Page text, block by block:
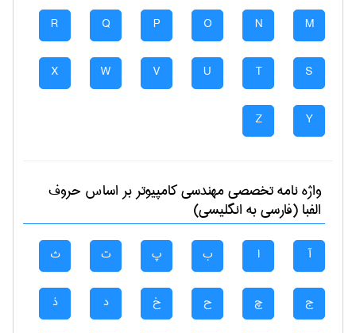
M
N
O
P
Q
R
S
T
U
V
W
X
Y
Z
واژه نامه تخصصیمهندسی كامپيوتربر اساس حروف
الفبا (فارسی به انگلیسی)
آ ا ب پ ت ث
ج چ ح خ د ذ